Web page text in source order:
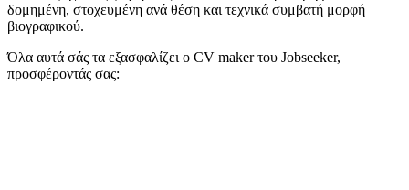
δομημένη, στοχευμένη ανά θέση και τεχνικά συμβατή μορφή
βιογραφικού.
Όλα αυτά σάς τα εξασφαλίζει ο CV maker του Jobseeker,
προσφέροντάς σας: